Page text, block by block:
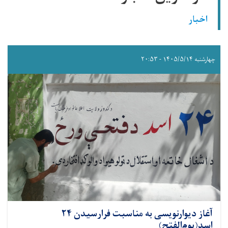
اخبار
چهارشنبه ۱۴۰۵/۵/۱۴ - ۲۰:۵۳
آغاز دیوارنویسی به مناسبت فرارسیدن ۲۴